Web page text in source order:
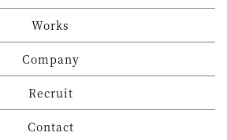
Works
Company
Recruit
Contact